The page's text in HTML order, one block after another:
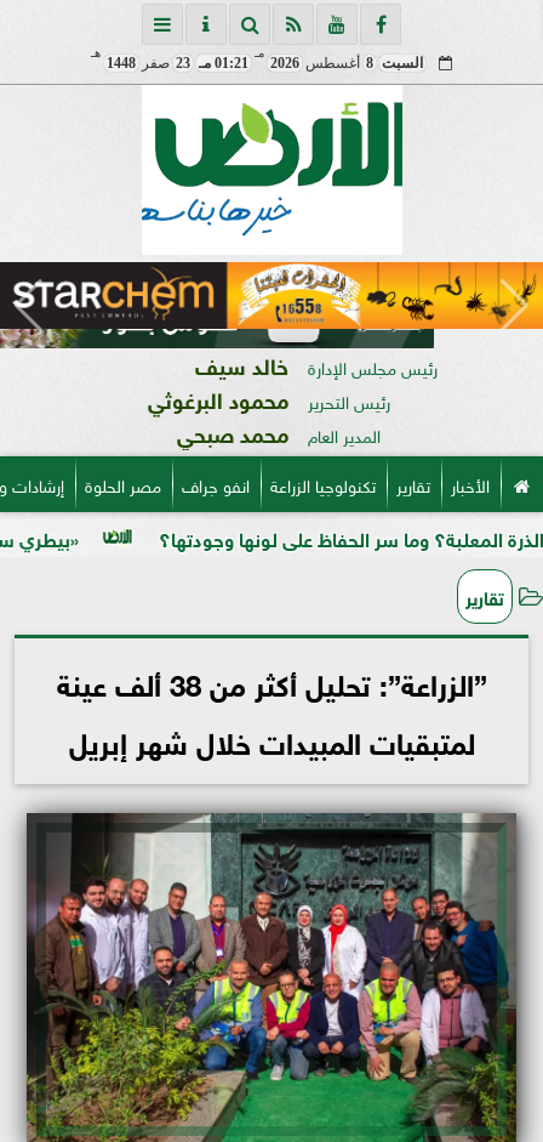
السبت 8 أغسطس 2026
مـ
01:21 مـ 23 صفر 1448
هـ
رئيس مجلس الإدارة خالد سيف
رئيس التحرير محمود البرغوثي
المدير العام محمد صبحي
الأخبار تقارير تكنولوجيا الزراعة انفو جراف مصر الحلوة
«بيطري سوهاج» يطلق سر الحفاظ على لونها وجودتها؟
تقارير
”الزراعة”: تحليل أكثر من 38 ألف عينة
لمتبقيات المبيدات خلال شهر إبريل